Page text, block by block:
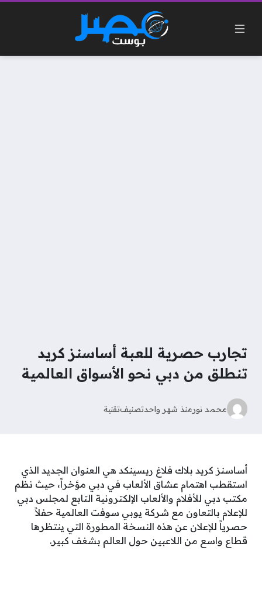
تجارب حصرية للعبة أساسنز كريد
تنطلق من دبي نحو الأسواق العالمية
محمد نورمنذ شهر واحدتصنيفتقنية
أساسنز كريد بلاك فلاغ ريسينكد هي العنوان الجديد الذي
استقطب اهتمام عشاق الألعاب في دبي مؤخراً، حيث نظم
مكتب دبي للأفلام والألعاب الإلكترونية التابع لمجلس دبي
للإعلام بالتعاون مع شركة يوبي سوفت العالمية حفلاً
حصرياً للإعلان عن هذه النسخة المطورة التي ينتظرها
قطاع واسع من اللاعبين حول العالم بشغف كبير.